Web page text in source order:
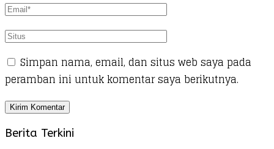
Simpan nama, email, dan situs web saya pada
peramban ini untuk komentar saya berikutnya.
Berita Terkini